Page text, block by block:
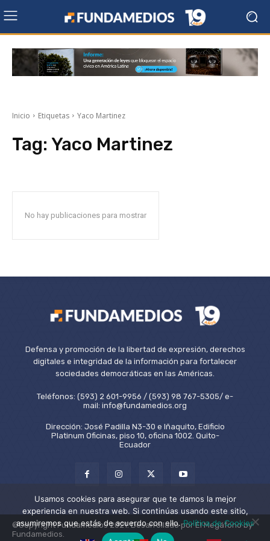
Inicio Etiquetas Yaco Martinez
Tag: Yaco Martinez
No hay publicaciones para mostrar
Defensa y promoción de la libertad de expresión, derechos
digitales e integridad de la información para fortalecer
sociedades democráticas en las Américas.
Teléfonos: (593) 2 601-9956 / (593) 98 767-5305/ e-
mail: info@fundamedios.org
Dirección: José Padilla N3-30 e Iñaquito, Edificio
Platinum Oficinas, piso 10, oficina 1002. Quito-
Ecuador
©Copyright Fundamedios 2021. Desarrollado por El Megáfono by
Fundamedios.
Usamos cookies para asegurar que te damos la mejor
experiencia en nuestra web. Si continúas usando este sitio,
asumiremos que estás de acuerdo con ello.Política de Cookies